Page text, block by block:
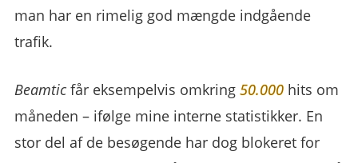
man har en rimelig god mængde indgående
trafik.
Beamtic får eksempelvis omkring50.000hits om
måneden – ifølge mine interne statistikker. En
stor del af de besøgende har dog blokeret for